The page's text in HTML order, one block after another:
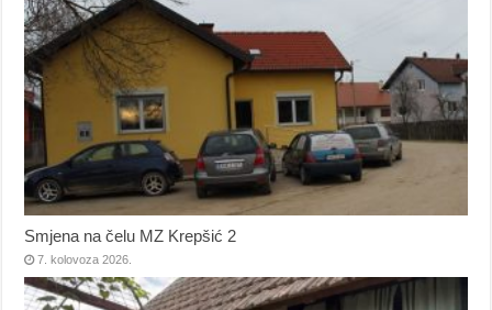
Smjena na čelu MZ Krepšić 2
7. kolovoza 2026.